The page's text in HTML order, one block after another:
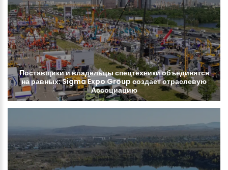
Поставщикиивладельцы спецтехникиобъединятся
наравных:SigmaExpo Group создаетотраслевую
Ассоциацию